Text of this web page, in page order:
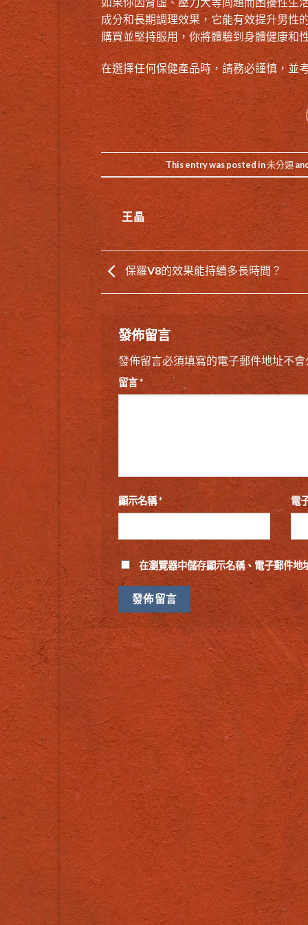
成分和長期調理效果，它能有效提升男性
購買並堅持服用，你將體驗到身體健康和
在選擇任何保健產品時，請務必謹慎，並
This entry was posted in未分類
王晶
保羅V8的效果能持續多長時間？
發佈留言
發佈留言必須填寫的電子郵件地址不會
留言*
顯示名稱* 電
在瀏覽器中儲存顯示名稱、電子郵件地